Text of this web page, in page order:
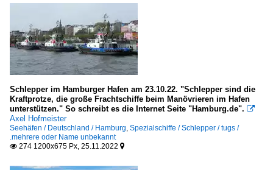
Schlepper im Hamburger Hafen am 23.10.22. "Schlepper sind die
Kraftprotze, die große Frachtschiffe beim Manövrieren im Hafen
unterstützen." So schreibt es die Internet Seite "Hamburg.de". 
Axel Hofmeister
Seehäfen / Deutschland / Hamburg Spezialschiffe / Schlepper / tugs /
.mehrere oder Name unbekannt
 274 1200x675 Px, 25.11.2022 